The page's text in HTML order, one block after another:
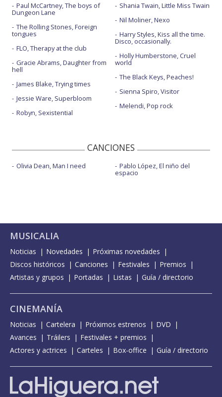
Paul McCartney, The boys of
Dungeon Lane
The Rolling Stones, Foreign
tongues
FLO, Therapy at the club
Gracie Abrams, Daughter from
hell
James Blake, Trying times
Jessie Ware, Superbloom
Robyn, Sexistential
Shania Twain, Little Miss Twain
Nil Moliner, Nexo
Harry Styles, Kiss all the time.
Disco, occasionally.
Holly Humberstone, Cruel
world
The Black Keys, Peaches!
Sienna Spiro, Visitor
Melendi, Pop rock
CANCIONES
Olivia Dean, Man I need Pablo López, El niño del
espacio
MUSICALIA
Noticias Novedades
Próximas novedades
Discos históricos
Canciones Festivales
Premios
Artistas y grupos
Portadas Listas Guía / directorio
CINEMANÍA
Noticias Cartelera Próximos estrenos
DVD
Avances
Tráilers
Festivales + premios
Actores y actrices
Carteles Box-office Guía / directorio